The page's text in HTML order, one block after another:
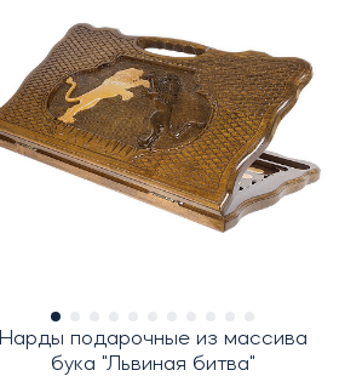
Нарды подарочные из массива
бука "Львиная битва"